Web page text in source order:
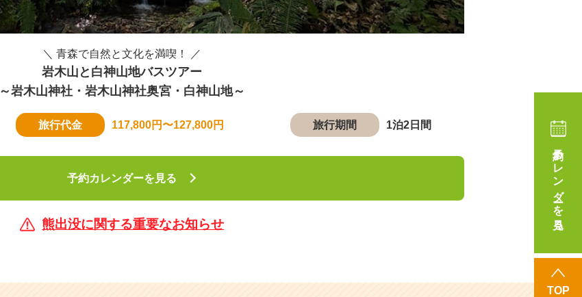
＼ 青森で自然と文化を満喫！ ／
岩木山と白神山地バスツアー
～岩木山神社・岩木山神社奥宮・白神山地～
旅行代金 117,800円〜127,800円 旅行期間 1泊2日間
予約カレンダーを見る
熊出没に関する重要なお知らせ 予約カレンダーを見る
TOP